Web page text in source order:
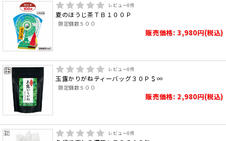
レビュー0件
夏のほうじ茶ＴＢ１００Ｐ
限定個数５００
販売価格: 3,980円(税込)
レビュー0件
玉露かりがねティーバッグ３０Ｐ＄∞
限定個数５００
販売価格: 2,980円(税込)
レビュー0件